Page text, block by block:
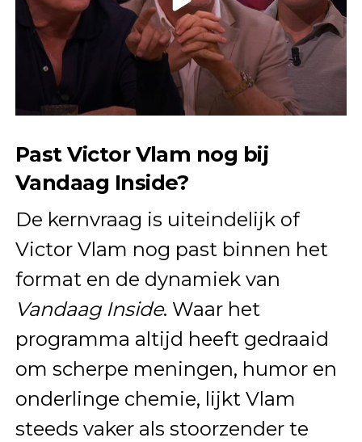
Past Victor Vlam nog bij
Vandaag Inside?
De kernvraag is uiteindelijk of
Victor Vlam nog past binnen het
format en de dynamiek van
Vandaag Inside. Waar het
programma altijd heeft gedraaid
om scherpe meningen, humor en
onderlinge chemie, lijkt Vlam
steeds vaker als stoorzender te